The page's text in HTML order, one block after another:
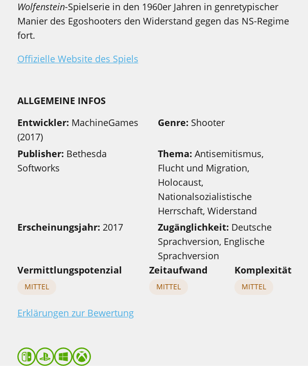
Wolfenstein-Spielserie in den 1960er Jahren in genretypischer
Manier des Egoshooters den Widerstand gegen das NS-Regime
fort.
Offizielle Website des Spiels
ALLGEMEINE INFOS
Entwickler: MachineGames
(2017)
Publisher: Bethesda
Softworks
Erscheinungsjahr: 2017
Genre: Shooter
Thema: Antisemitismus,
Flucht und Migration,
Holocaust,
Nationalsozialistische
Herrschaft, Widerstand
Zugänglichkeit: Deutsche
Sprachversion, Englische
Sprachversion
Vermittlungspotenzial
MITTEL
Zeitaufwand
MITTEL
Komplexität
MITTEL
Erklärungen zur Bewertung